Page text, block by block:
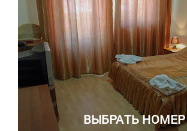
ВЫБРАТЬ НОМЕР